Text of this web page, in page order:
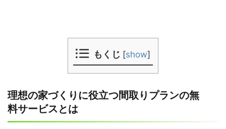
もくじ [show]
理想の家づくりに役立つ間取りプランの無
料サービスとは